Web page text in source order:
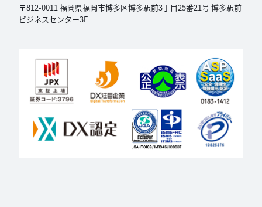
〒812-0011 福岡県福岡市博多区博多駅前3丁目25番21号 博多駅前
ビジネスセンター3F